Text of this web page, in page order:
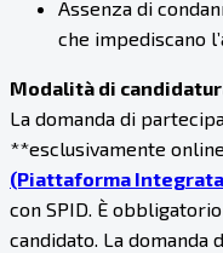
Assenza di
che impediscano
Modalità di
La domanda di
**esclusivamente
(Piattaforma
con SPID. È
candidato. La domanda